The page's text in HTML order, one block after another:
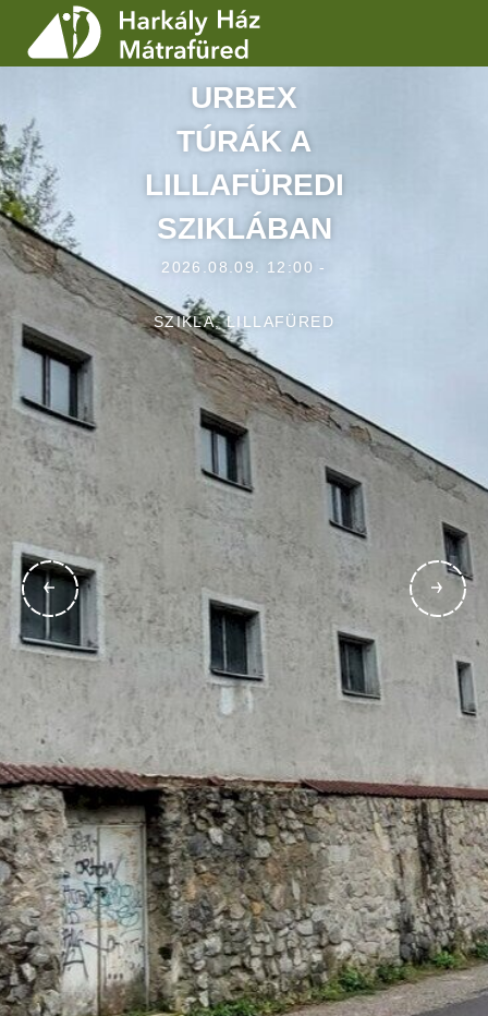
PROGRAMOK
HÍREK
RÓLUNK
ÁRAK, NYITVATARTÁS
URBEX
TÚRÁK A
LILLAFÜREDI
SZIKLÁBAN
2026.08.09. 12:00 -
SZIKLA, LILLAFÜRED